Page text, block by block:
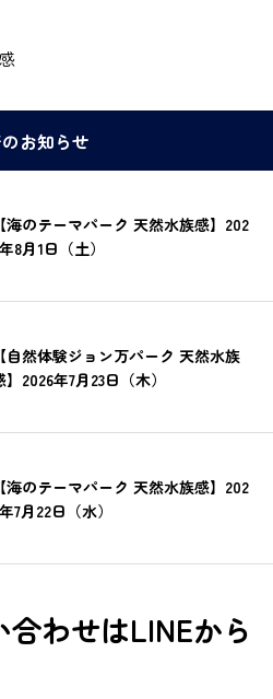
お知らせ
【海のテーマパーク 天然水族感】202
8月1日（土）
【自然体験ジョン万パーク 天然水族
】2026年7月23日（木）
【海のテーマパーク 天然水族感】202
7月22日（水）
わせはLINEから